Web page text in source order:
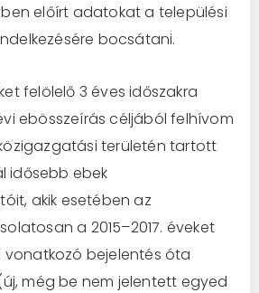
előírt adatokat a települési
bocsátani.
felölelő 3 éves időszakra
ebösszeírás céljábólfelhívom
területén tartott
idősebb ebek
akik esetébenaz
a 2015–2017. éveket
vonatkozó bejelentés óta
még be nem jelentett egyed